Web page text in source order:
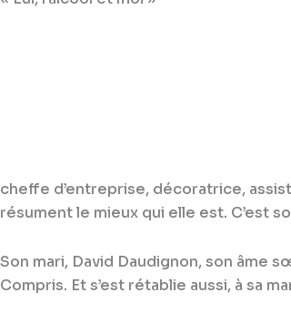
cheffe d’entreprise, décoratrice,
résument le mieux qui elle est. C’est
Son mari, David Daudignon, son âme
Compris. Et s’est rétablie aussi, à sa